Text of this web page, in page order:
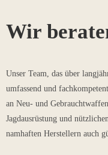
Wir
Unser Team, das über
umfassend und
an Neu- und
Jagdausrüstung und
namhaften Herstellern auch